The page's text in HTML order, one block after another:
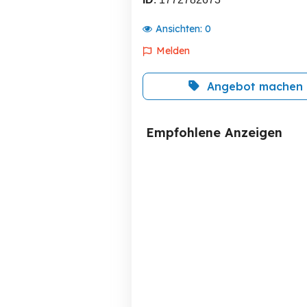
Ansichten: 0
Melden
Angebot machen
Empfohlene Anzeigen